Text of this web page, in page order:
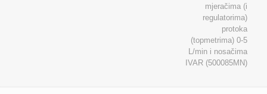
mjeračima (i
regulatorima)
protoka
(topmetrima) 0-5
L/min i nosačima
IVAR (500085MN)